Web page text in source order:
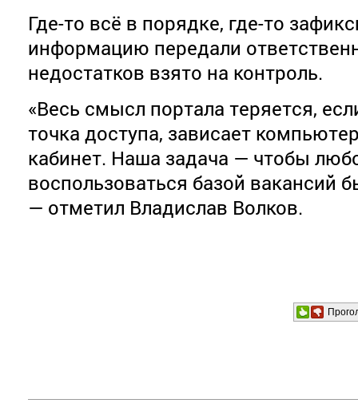
Где-то всё в порядке, где-то
информацию передали
недостатков взято на контроль.
«Весь смысл портала теряется,
точка доступа, зависает
кабинет. Наша задача — чтобы
воспользоваться базой вакансий
— отметил Владислав Волков.